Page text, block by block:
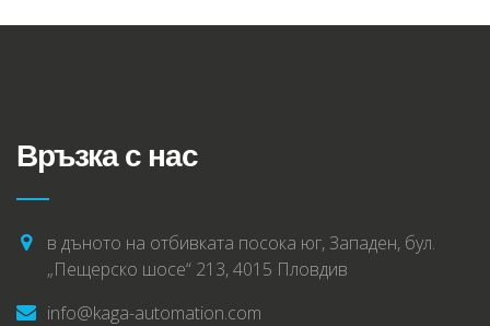
Връзка с нас
в дъното на отбивката посока юг, Западен, бул.
„Пещерско шосе“ 213, 4015 Пловдив
info@kaga-automation.com